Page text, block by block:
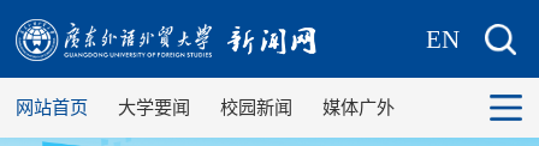
EN
网站首页 大学要闻 校园新闻 媒体广外